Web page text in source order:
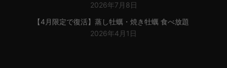
2026年7月8日
【4月限定で復活】蒸し牡蠣・焼き牡蠣 食べ放題
2026年4月1日